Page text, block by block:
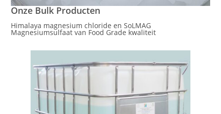
Onze Bulk Producten
Himalaya magnesium chloride en SoLMAG
Magnesiumsulfaat van Food Grade kwaliteit